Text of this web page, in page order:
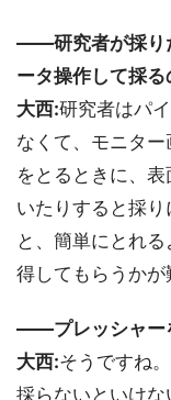
――研究者が採り
ータ操作して採
大西:研究者はパ
なくて、モニタ
をとるときに、
いたりすると採
と、簡単にとれ
得してもらうかが
――プレッシャー
大西:そうですね
採らないといけ